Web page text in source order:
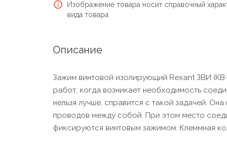
Изображение товара носит справочный
вида товара.
Описание
Зажим винтовой изолирующий Rexant ЗВИ
работ, когда возникает необходимость
нельзя лучше, справится с такой задачей.
проводов между собой. При этом место
фиксируются винтовым зажимом. Клеммная